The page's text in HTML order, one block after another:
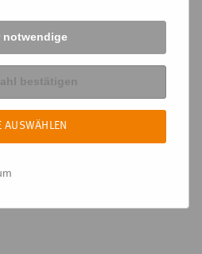
notwendige
bestätigen
AUSWÄHLEN